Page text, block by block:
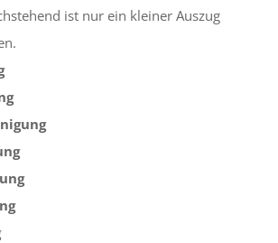
ist nur ein kleiner Auszug